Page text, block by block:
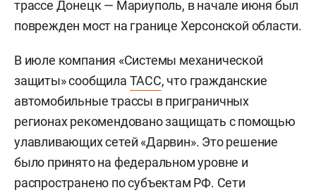
трассе Донецк — Мариуполь, в начале июня был
поврежден мост на границе Херсонской области.
В июле компания «Системы механической
защиты» сообщила ТАСС, что гражданские
автомобильные трассы в приграничных
регионах рекомендовано защищать с помощью
улавливающих сетей «Дарвин». Это решение
было принято на федеральном уровне и
распространено по субъектам РФ. Сети